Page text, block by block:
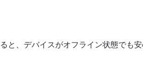
と、デバイスがオフライン状態でも